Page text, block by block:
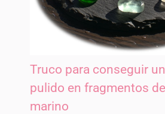
Truco para conseguir
pulido en fragmentos
marino